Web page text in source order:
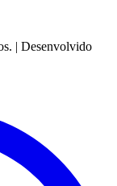
| Desenvolvido